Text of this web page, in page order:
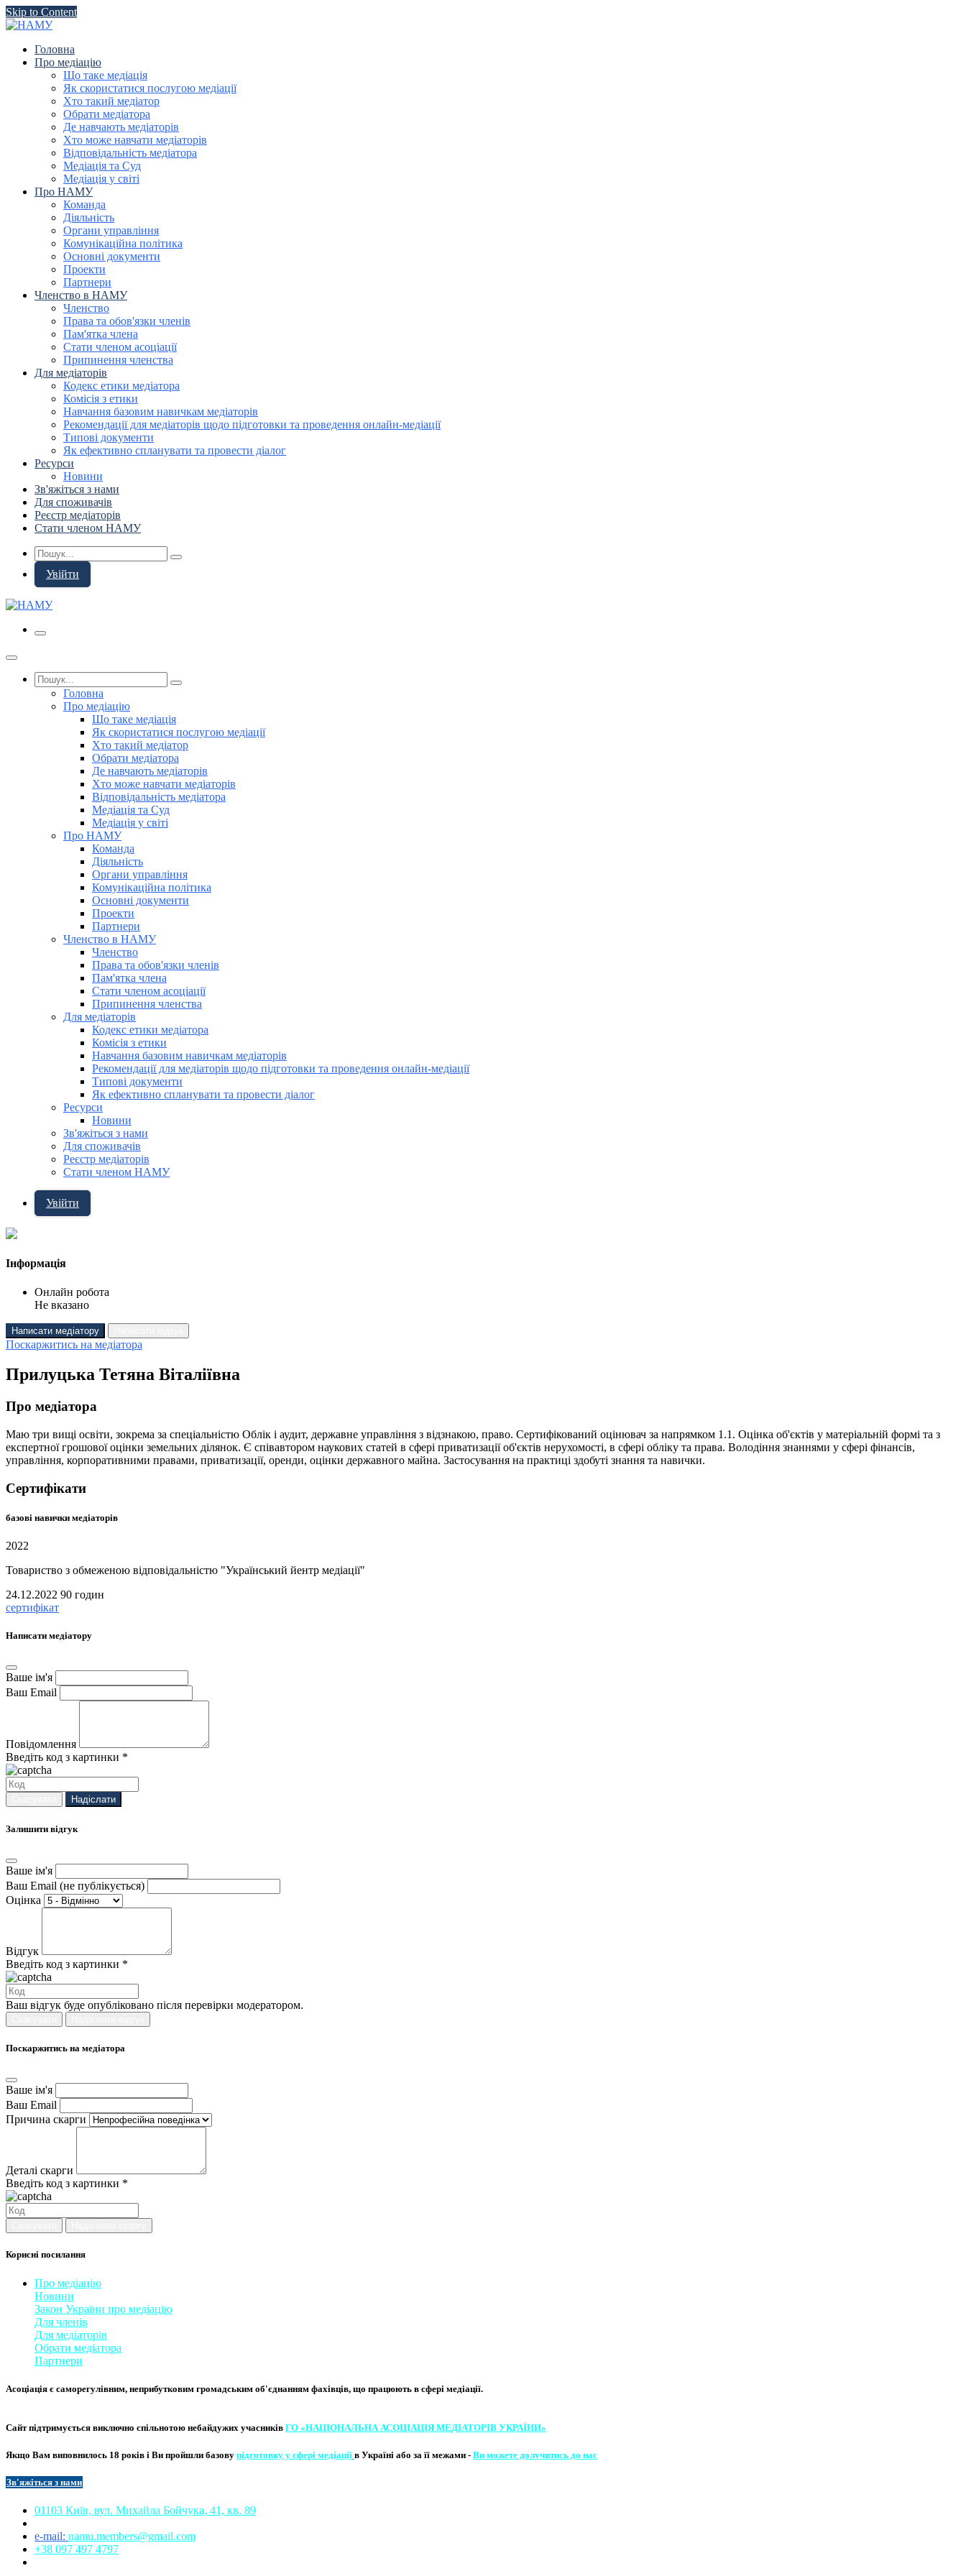
Skip to Content
Головна
Про медіацію
Що таке медіація
Як скористатися послугою медіації
Хто такий медіатор
Обрати медіатора
Де навчають медіаторів
Хто може навчати медіаторів
Відповідальність медіатора
Медіація та Суд
Медіація у світі
Про НАМУ
Команда
Діяльність
Органи управління
Комунікаційна політика
Основні документи
Проекти
Партнери
Членство в НАМУ
Членство
Права та обов'язки членів
Пам'ятка члена
Стати членом асоціації
Припинення членства
Для медіаторів
Кодекс етики медіатора
Комісія з етики
Навчання базовим навичкам медіаторів
Рекомендації для медіаторів щодо підготовки та проведення онлайн-медіації
Типові документи
Як ефективно спланувати та провести діалог
Ресурси
Новини
Зв'яжіться з нами
Для споживачів
Реєстр медіаторів
Стати членом НАМУ
Увійти
Головна
Про медіацію
Що таке медіація
Як скористатися послугою медіації
Хто такий медіатор
Обрати медіатора
Де навчають медіаторів
Хто може навчати медіаторів
Відповідальність медіатора
Медіація та Суд
Медіація у світі
Про НАМУ
Команда
Діяльність
Органи управління
Комунікаційна політика
Основні документи
Проекти
Партнери
Членство в НАМУ
Членство
Права та обов'язки членів
Пам'ятка члена
Стати членом асоціації
Припинення членства
Для медіаторів
Кодекс етики медіатора
Комісія з етики
Навчання базовим навичкам медіаторів
Рекомендації для медіаторів щодо підготовки та проведення онлайн-медіації
Типові документи
Як ефективно спланувати та провести діалог
Ресурси
Новини
Зв'яжіться з нами
Для споживачів
Реєстр медіаторів
Стати членом НАМУ
Увійти
Інформація
Онлайн робота
Не вказано
Написати медіатору
Поскаржитись на медіатора
Прилуцька Тетяна Віталіївна
Про медіатора
Маю три вищі освіти, зокрема за спеціальністю Облік і аудит, державне управління з відзнакою, право. Сертифікований оцінювач за напрямком 1.1. Оцінка об'єктів у матеріальній формі та з
експертної грошової оцінки земельних ділянок. Є співавтором наукових статей в сфері приватизації об'єктів нерухомості, в сфері обліку та права. Володіння знаннями у сфері фінансів,
управління, корпоративними правами, приватизації, оренди, оцінки державного майна. Застосування на практиці здобуті знання та навички.
Сертифікати
базові навички медіаторів
2022
Товариство з обмеженою відповідальністю "Український йентр медіації"
24.12.2022 90 годин
сертифікат
Написати медіатору
Ваше ім'я
Ваш Email
Повідомлення
Введіть код з картинки *
Надіслати
Залишити відгук
Ваше ім'я
Ваш Email (не публікується)
Оцінка
Відгук
Введіть код з картинки *
Ваш відгук буде опубліковано після перевірки модератором.
Поскаржитись на медіатора
Ваше ім'я
Ваш Email
Причина скарги
Деталі скарги
Введіть код з картинки *
Корисні посилання
Про медіацію
Новини
Закон України про медіаці​ю
Для членів
Для медіаторів
Обрати медіатора
Партнери
Асоціація є саморегулівним, неприбутковим громадським об'єднанням фахівців, що працюють в сфері медіації. ​
Сайт підтримується виключно спільнотою небайдужих учасників ГО «НАЦІОНАЛЬНА АСОЦІ​АЦІЯ МЕ​​ДІАТОРІВ УКРА​ЇНИ»
Якщо Вам виповнилось 18 років і Ви пройшли базову підготовку у сфері медіації в Україні або за її межами - Ви можете долучитись до нас
Зв'яжіться з нами​​
01103 Київ, вул. Михайла Бойчука, 41, кв. 89​
e-mail: namu.members@gmail.com​
+38 097 497 4797